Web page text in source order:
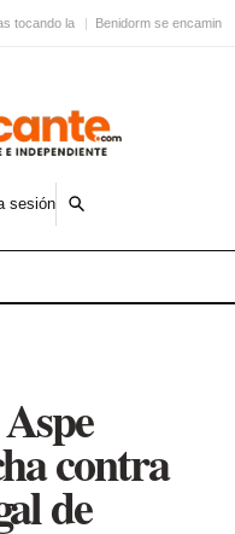
tocando la Benidorm se encamina
sesión
contra
de